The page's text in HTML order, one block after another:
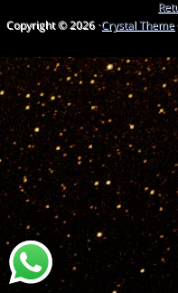
Copyright © 2026 ·Crystal Theme